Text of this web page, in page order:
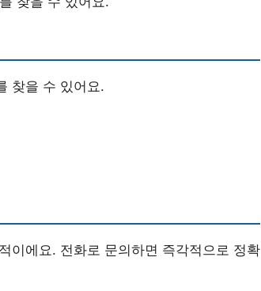
찾을 수 있어요.
이에요. 전화로 문의하면 즉각적으로 정확